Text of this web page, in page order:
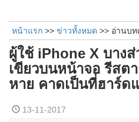
หน้าแรก >> ข่าวทั้งหมด >> อ่านบ
ผู้ใช้ iPhone X บาง
เขียวบนหน้าจอ รีสต
หาย คาดเป็นที่ฮาร์ด
13-11-2017